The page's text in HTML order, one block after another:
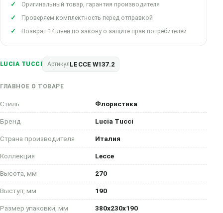
LUCIA TUCCI АртикулLECCE W137.2
ГЛАВНОЕ О ТОВАРЕ
Стиль Флористика
Бренд Lucia Tucci
Страна производителя Италия
Коллекция Lecce
Высота, мм 270
Выступ, мм 190
Размер упаковки, мм 380x230x190
Оригинальный товар, гарантия производителя
Проверяем комплектность перед отправкой
Возврат 14 дней по закону о защите прав потребителей